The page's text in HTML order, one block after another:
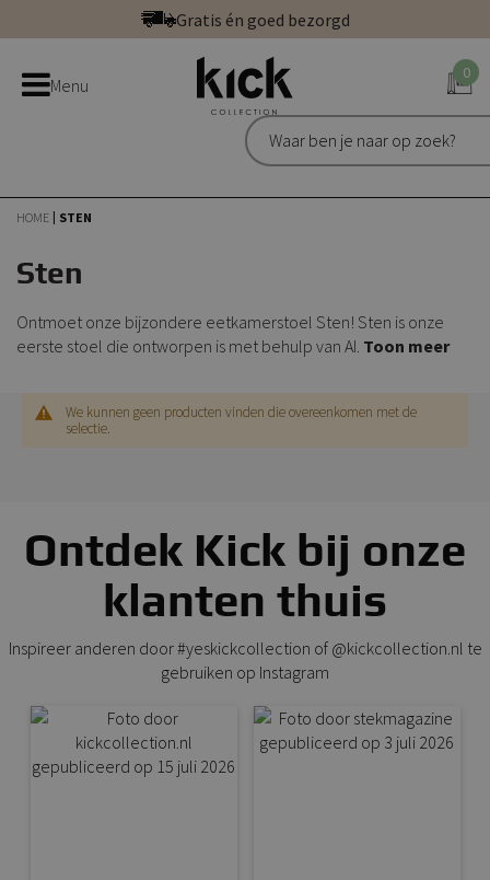
direct
naar
Gratis én goed bezorgd
Bestel bij de officiële Kick webshop
Uitstekend | 300+ reviews
Gratis én goed bezorgd
Menu
0
HOME STEN
Sten
Ontmoet onze bijzondere eetkamerstoel Sten! Sten is onze
eerste stoel die ontworpen is met behulp van AI. Toon meer
We kunnen geen producten vinden die overeenkomen met de
selectie.
Ontdek Kick bij onze
klanten thuis
Inspireer anderen door #yeskickcollection of @kickcollection.nl te
gebruiken op Instagram